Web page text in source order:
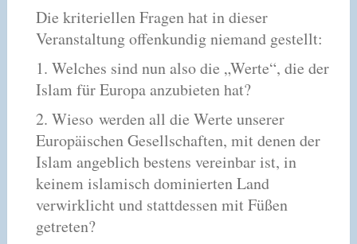
Die kriteriellen Fragen hat in dieser
Veranstaltung offenkundig niemand gestellt:
1. Welches sind nun also die „Werte“, die der
Islam für Europa anzubieten hat?
2. Wieso werden all die Werte unserer
Europäischen Gesellschaften, mit denen der
Islam angeblich bestens vereinbar ist, in
keinem islamisch dominierten Land
verwirklicht und stattdessen mit Füßen
getreten?